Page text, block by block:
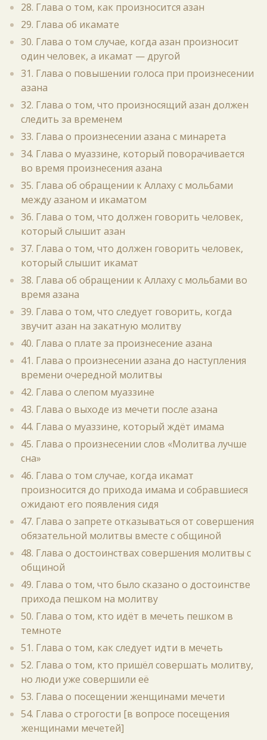
28. Глава о том, как произносится азан
29. Глава об икамате
30. Глава о том случае, когда азан произносит
один человек, а икамат — другой
31. Глава о повышении голоса при произнесении
азана
32. Глава о том, что произносящий азан должен
следить за временем
33. Глава о произнесении азана с минарета
34. Глава о муаззине, который поворачивается
во время произнесения азана
35. Глава об обращении к Аллаху с мольбами
между азаном и икаматом
36. Глава о том, что должен говорить человек,
который слышит азан
37. Глава о том, что должен говорить человек,
который слышит икамат
38. Глава об обращении к Аллаху с мольбами во
время азана
39. Глава о том, что следует говорить, когда
звучит азан на закатную молитву
40. Глава о плате за произнесение азана
41. Глава о произнесении азана до наступления
времени очередной молитвы
42. Глава о слепом муаззине
43. Глава о выходе из мечети после азана
44. Глава о муаззине, который ждёт имама
45. Глава о произнесении слов «Молитва лучше
сна»
46. Глава о том случае, когда икамат
произносится до прихода имама и собравшиеся
ожидают его появления сидя
47. Глава о запрете отказываться от совершения
обязательной молитвы вместе с общиной
48. Глава о достоинствах совершения молитвы с
общиной
49. Глава о том, что было сказано о достоинстве
прихода пешком на молитву
50. Глава о том, кто идёт в мечеть пешком в
темноте
51. Глава о том, как следует идти в мечеть
52. Глава о том, кто пришёл совершать молитву,
но люди уже совершили её
53. Глава о посещении женщинами мечети
54. Глава о строгости [в вопросе посещения
женщинами мечетей]